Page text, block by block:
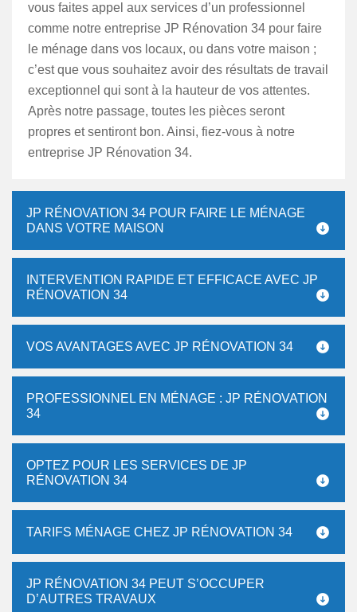
vous faites appel aux services d’un professionnel
comme notre entreprise JP Rénovation 34 pour faire
le ménage dans vos locaux, ou dans votre maison ;
c’est que vous souhaitez avoir des résultats de travail
exceptionnel qui sont à la hauteur de vos attentes.
Après notre passage, toutes les pièces seront
propres et sentiront bon. Ainsi, fiez-vous à notre
entreprise JP Rénovation 34.
JP RÉNOVATION 34 POUR FAIRE LE MÉNAGE
DANS VOTRE MAISON
INTERVENTION RAPIDE ET EFFICACE AVEC JP
RÉNOVATION 34
VOS AVANTAGES AVEC JP RÉNOVATION 34
PROFESSIONNEL EN MÉNAGE : JP RÉNOVATION
34
OPTEZ POUR LES SERVICES DE JP
RÉNOVATION 34
TARIFS MÉNAGE CHEZ JP RÉNOVATION 34
JP RÉNOVATION 34 PEUT S’OCCUPER
D’AUTRES TRAVAUX